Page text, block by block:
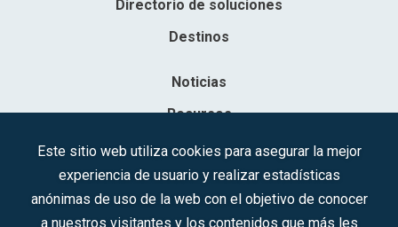
Directorio de soluciones
Destinos
Noticias
Recursos
Contacto
Sociedad Mercantil Estatal para la Gestión de la Innovación y las
Este sitio web utiliza cookies para asegurar la mejor
experiencia de usuario y realizar estadísticas
anónimas de uso de la web con el objetivo de conocer
a nuestros visitantes y los contenidos que más les